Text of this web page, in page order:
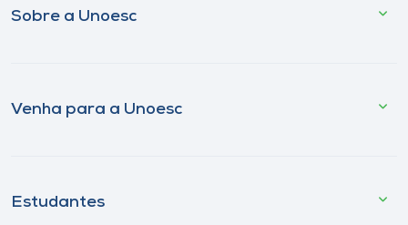
Sobre a Unoesc
Venha para a Unoesc
Estudantes